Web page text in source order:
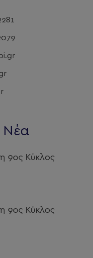
Νέα
9ος Κύκλος
9ος Κύκλος